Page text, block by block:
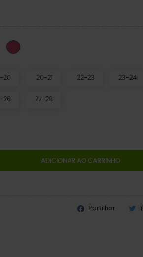
IvyDragon Fruit
20 20-21 22-23 23-24
26 27-28
ADICIONAR AO CARRINHO
Partilhar